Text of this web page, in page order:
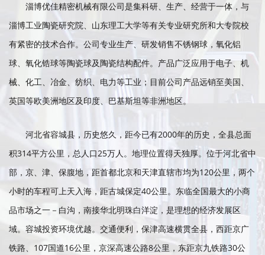
淄博优佳精密机械有限公司是集科研、生产、经营于一体，与
淄博工业陶瓷研究院、山东理工大学等有关专业研究所和大专院校
有紧密的技术合作。公司专业生产、研发销售不锈钢球，氧化铝
球、氧化锆球等陶瓷球及陶瓷结构配件。产品广泛应用于电子、机
械、化工、冶金、纺织、电力等工业；目前公司产品远销至美国、
英国等欧美洲地区及印度、巴基斯坦等非洲地区。
河北省容城县，历史悠久，距今已有2000年的历史，全县总面
积314平方公里，总人口25万人。地理位置得天独厚。位于河北省中
部，京、津、保腹地，距首都北京和天津直辖市均为120公里，两个
小时的车程可上天入海，距古城保定40公里。东临全国最大的小商
品市场之一－白沟，南接华北明珠白洋淀，是理想的经济发展区
域。容城投资环境优越。交通便利，保津高速横贯全县，西距京广
铁路、107国道16公里，京深高速公路8公里，东距京九铁路30公